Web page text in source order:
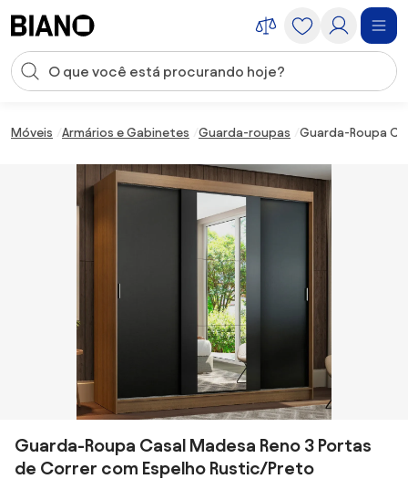
Entrada de pesquisa
Móveis Armários e Gabinetes Guarda-roupas Guarda-Roupa
Guarda-Roupa Casal Madesa Reno 3 Portas
de Correr com Espelho Rustic/Preto